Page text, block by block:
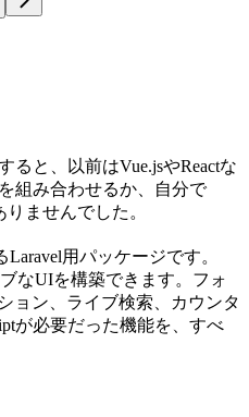
ると、以前はVue.jsやReactな
組み合わせるか、自分で
ませんでした。
用パッケージです。
なUIを構築できます。フォ
ョン、ライブ検索、カウンタ
が必要だった機能を、すべ